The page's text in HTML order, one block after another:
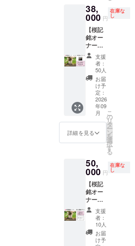
いただ
きます
が、そ
れ以上
の対応
は出来
かねま
す。
１名様
の個人
名のみ
とさせ
ていた
だきま
す。 ③
サンク
スレ
ター ☆
支援
時、必
ず備考
欄に希
の御芳
名のお
くださ
い。
掲載希
望がな
い場合
は、
「掲載
不要」
とご記
入くだ
さい。
示
卵・乳
成分・
小麦
（はち
みつ
含）・
トレハ
ロー
ス・
ベーキ
ングパ
ウダー
②豊ス
タコー
（５P
入）
ムに寄
り添う
風景の
写真が
つい
た、オ
リジナ
ルのド
リップ
バッ
グ。 ・
リーグ
の日程
にご案
内いた
しま
す。（7
月上旬
ごろ予
定） ・
こちら
には12
名様分
の入場
券、駐
車券を
含みま
案内書
類とと
もに後
日郵送
いたし
ます。
・ご利
用人数
は観戦
の1週間
前まで
2026年
9月1
日〜桜
がなく
なるま
で 掲出
方法：
桜の木
のすぐ
そばに
立札に
文字の
み。立
札サイ
ズ200㎜
×120㎜
内 デザ
と白基
調から
くださ
い。 ※
推奨３
段30文
字以
内。文
字数に
よって
38,
000 円
在庫な
し
【桜記
銘オー
ナー・
個人プ
ラン
ZEBRA
コー
ヒー券
付】 ①
公園内
の桜の
苗木に
ネーム
プレー
トをお
す。 掲
出期
間：
2026年
9月1
日〜桜
がなく
なるま
で 掲出
方法：
桜の木
支援
者：
50人
お届
け予
定：
2026
年09
月
詳細を見る
こ
の
リ
タ
ー
ン
を
選
択
す
る
50,
000 円
在庫な
し
【桜記
銘オー
ナー・
法人団
体プラ
ン】 ①
公園内
の桜の
支援
者：
10人
お届
け予